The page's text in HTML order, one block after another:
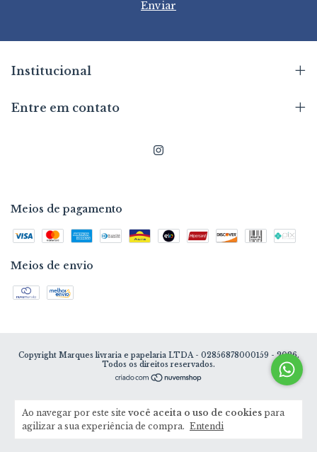
Ao navegar por este site você aceita o uso de cookies para
agilizar a sua experiência de compra. Entendi
Institucional
Entre em contato
Meios de pagamento
Meios de envio
Copyright Marques livraria e papelaria LTDA - 02856878000159 - 2026.
Todos os direitos reservados.